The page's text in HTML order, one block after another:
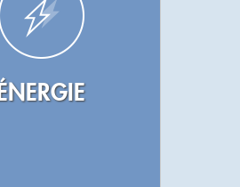
ÉNERGIE